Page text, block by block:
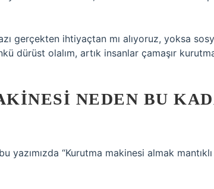
gerçekten ihtiyaçtan mı alıyoruz, yoksa
dürüst olalım, artık insanlar çamaşır
NEDEN BU
yazımızda “Kurutma makinesi almak mantıklı